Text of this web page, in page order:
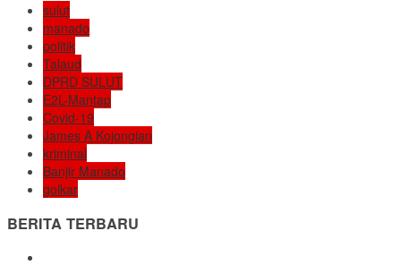
sulut
manado
politik
Talaud
DPRD SULUT
E2L-Mantap
Covid-19
James A Kojongian
kriminal
Banjir Manado
golkar
BERITA TERBARU